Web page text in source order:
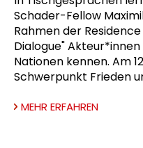
Schader-Fellow
Rahmen der Residence
Dialogue"
Nationen kennen. Am
Schwerpunkt Frieden
MEHR ERFAHREN